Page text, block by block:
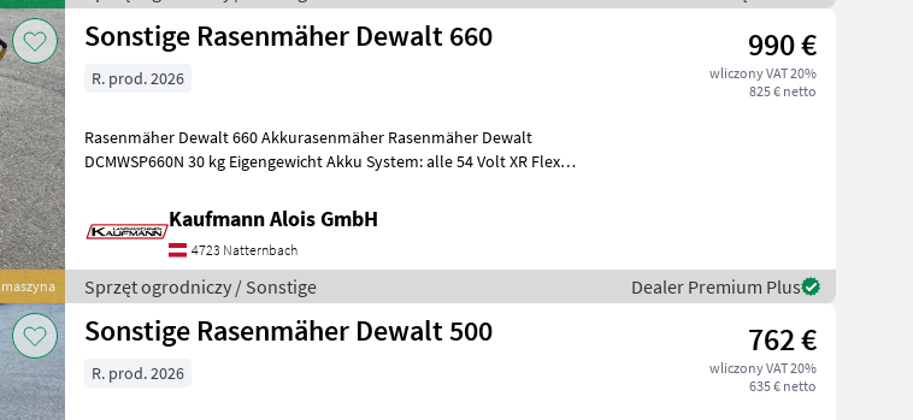
Sonstige Rasenmäher Dewalt 660 990 €
wliczony VAT 20%
825 € netto
R. prod. 2026
Rasenmäher Dewalt 660 Akkurasenmäher Rasenmäher Dewalt
DCMWSP660N 30 kg Eigengewicht Akku System: alle 54 Volt XR Flex
Kaufmann Alois GmbH
4723 Natternbach
Sprzęt ogrodniczy / Sonstige Dealer Premium Plus
Sonstige Rasenmäher Dewalt 500 762 €
wliczony VAT 20%
635 € netto
R. prod. 2026